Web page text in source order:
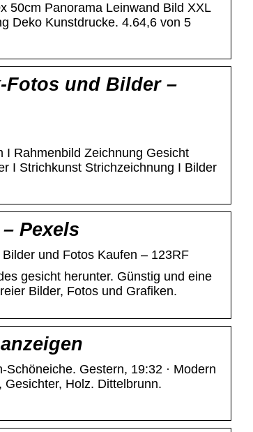
50cm Panorama Leinwand Bild XXL
Deko Kunstdrucke. 4.64,6 von 5
Fotos und Bilder –
I Rahmenbild Zeichnung Gesicht
I Strichkunst Strichzeichnung I Bilder
Pexels
und Fotos Kaufen – 123RF
gesicht herunter. Günstig und eine
Bilder, Fotos und Grafiken.
Gestern, 19:32 · Modern
Gesichter, Holz. Dittelbrunn.